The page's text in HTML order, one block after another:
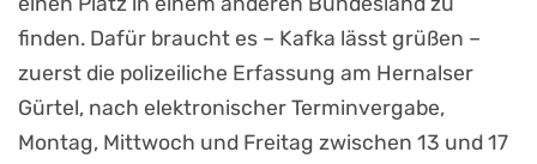
finden. Dafür braucht es – Kafka lässt grüßen –
zuerst die polizeiliche Erfassung am Hernalser
Gürtel, nach elektronischer Terminvergabe,
Montag, Mittwoch und Freitag zwischen 13 und 17